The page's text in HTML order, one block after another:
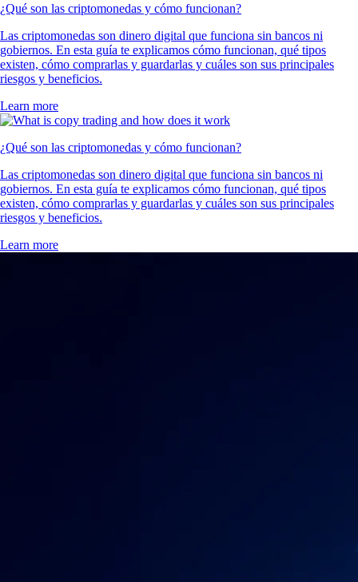
¿Qué son las criptomonedas y cómo funcionan?
Las criptomonedas son dinero digital que funciona sin bancos ni
gobiernos. En esta guía te explicamos cómo funcionan, qué tipos
existen, cómo comprarlas y guardarlas y cuáles son sus principales
riesgos y beneficios.
Learn more
¿Qué son las criptomonedas y cómo funcionan?
Las criptomonedas son dinero digital que funciona sin bancos ni
gobiernos. En esta guía te explicamos cómo funcionan, qué tipos
existen, cómo comprarlas y guardarlas y cuáles son sus principales
riesgos y beneficios.
Learn more